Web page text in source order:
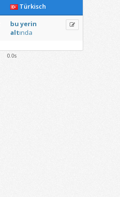
Türkisch
buyerin
altında
0.0s